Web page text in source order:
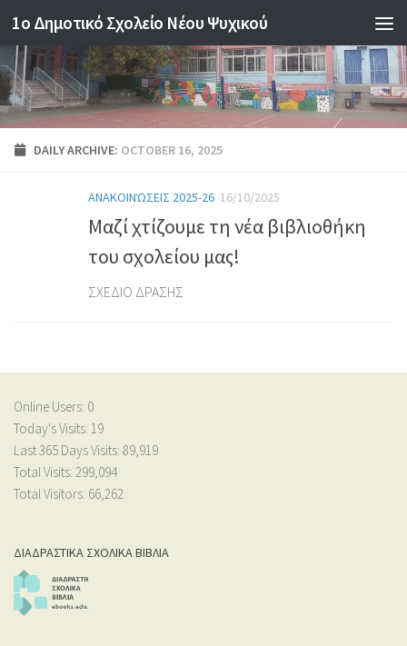
Skip to content
1o Δημοτικό Σχολείο Νέου Ψυχικού
DAILY ARCHIVE: OCTOBER 16, 2025
ΑΝΑΚΟΙΝΏΣΕΙΣ 2025-26 16/10/2025
Μαζί χτίζουμε τη νέα βιβλιοθήκη
του σχολείου μας!
ΣΧΕΔΙΟ ΔΡΑΣΗΣ
Online Users: 0
Today's Visits: 19
Last 365 Days Visits: 89,919
Total Visits: 299,094
Total Visitors: 66,262
ΔΙΑΔΡΑΣΤΙΚΑ ΣΧΟΛΙΚΑ ΒΙΒΛΙΑ